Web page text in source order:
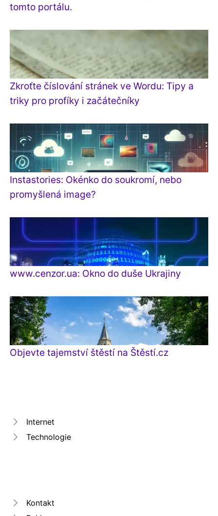
tomto portálu.
Zkroťte číslování stránek ve Wordu: Tipy a
triky pro profíky i začátečníky
Instastories: Okénko do soukromí, nebo
promyšlená image?
www.cenzor.ua: Okno do duše Ukrajiny
Objevte tajemství štěstí na Štěstí.cz
Internet
Technologie
Kontakt